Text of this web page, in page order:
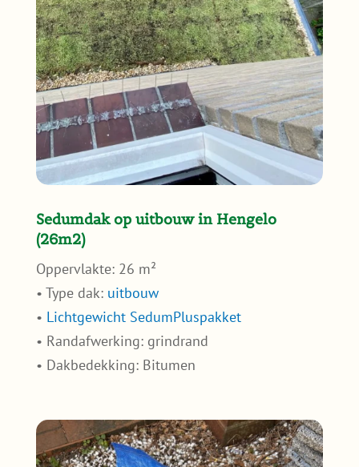
Sedumdak op uitbouw in Hengelo
(26m2)
Oppervlakte: 26 m²
• Type dak: uitbouw
• Lichtgewicht SedumPluspakket
• Randafwerking: grindrand
• Dakbedekking: Bitumen